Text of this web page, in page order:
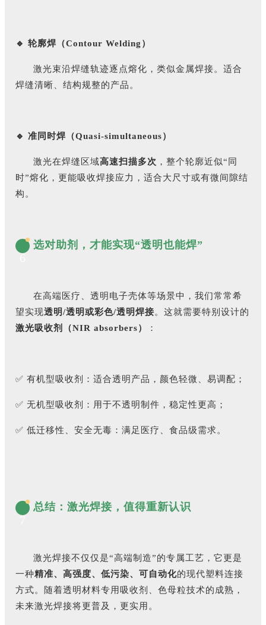
🔹 轮廓焊（Contour Welding）
激光束沿焊缝轨迹逐点熔化，类似金属焊接。适合
焊缝清晰、结构规整的产品。
🔹 准同时焊（Quasi-simultaneous）
激光在焊缝区域高速扫描多次 ，整个轮廓近似“同
时”熔化，更能吸收焊接应力，适合大尺寸或有微间隙结
构。
6
选对助剂，才能实现“透明也能焊”
在高端医疗、透明电子壳体等场景中，我们常常希
望实现透明/透明或彩色/透明焊接。这就需要特别设计的
激光吸收剂（NIR absorbers）
：
✅ 有机型吸收剂：适合透明产品，颜色轻微、易调配；
✅ 无机型吸收剂：用于不透明制件，稳定性更高；
✅ 低迁移性、安全无毒：满足医疗、食品级需求。
7
总结：激光焊接，值得重新认识
激光焊接不仅仅是“高端制造”的专属工艺，它更是
一种精准、高强度、低污染、可自动化的现代塑料连接
方式。随着透明材料专用吸收剂、色母粒技术的成熟，
未来激光焊接将更普及，更实用。